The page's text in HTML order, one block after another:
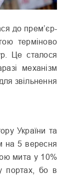
до прем’єр-
терміново
Це сталося
механізм
звільнення
України та
на 5 вересня
мита у 10%
портах, бо в